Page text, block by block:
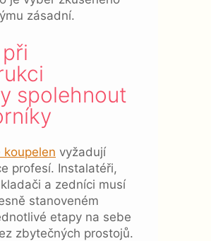
zásadní.
spolehnout
koupelen vyžadují
profesí. Instalatéři,
a zedníci musí
stanoveném
etapy na sebe
zbytečných prostojů.